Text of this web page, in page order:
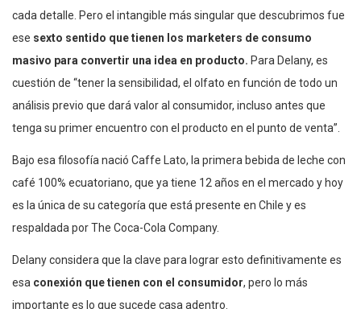
cada detalle. Pero el intangible más singular que descubrimos fue
ese sexto sentido que tienen los marketers de consumo
masivo para convertir una idea en producto. Para Delany, es
cuestión de “tener la sensibilidad, el olfato en función de todo un
análisis previo que dará valor al consumidor, incluso antes que
tenga su primer encuentro con el producto en el punto de venta”.
Bajo esa filosofía nació Caffe Lato, la primera bebida de leche con
café 100% ecuatoriano, que ya tiene 12 años en el mercado y hoy
es la única de su categoría que está presente en Chile y es
respaldada por The Coca-Cola Company.
Delany considera que la clave para lograr esto definitivamente es
esa conexión que tienen con el consumidor, pero lo más
importante es lo que sucede casa adentro.